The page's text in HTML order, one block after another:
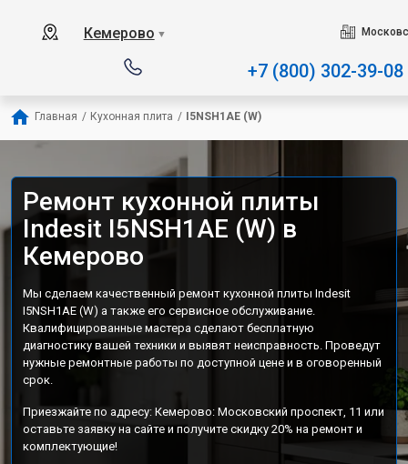
Кемерово ▼
+7 (800) 302-39-08
Главная / Кухонная плита / I5NSH1AE (W)
Ремонт кухонной плиты
Indesit I5NSH1AE (W) в
Кемерово
Мы сделаем качественный ремонт кухонной плиты Indesit
I5NSH1AE (W) а также его сервисное обслуживание.
Квалифицированные мастера сделают бесплатную
диагностику вашей техники и выявят неисправность. Проведут
нужные ремонтные работы по доступной цене и в оговоренный
срок.
Приезжайте по адресу: Кемерово: Московский проспект, 11 или
оставьте заявку на сайте и получите скидку 20% на ремонт и
комплектующие!